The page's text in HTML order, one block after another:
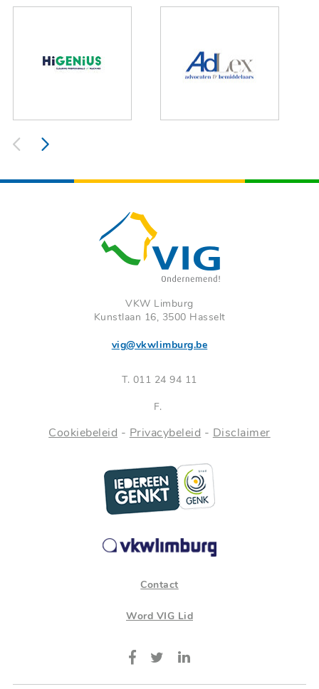
VKW Limburg
Kunstlaan 16, 3500 Hasselt
vig@vkwlimburg.be
T. 011 24 94 11
F.
Cookiebeleid - Privacybeleid - Disclaimer
Contact
Word VIG Lid